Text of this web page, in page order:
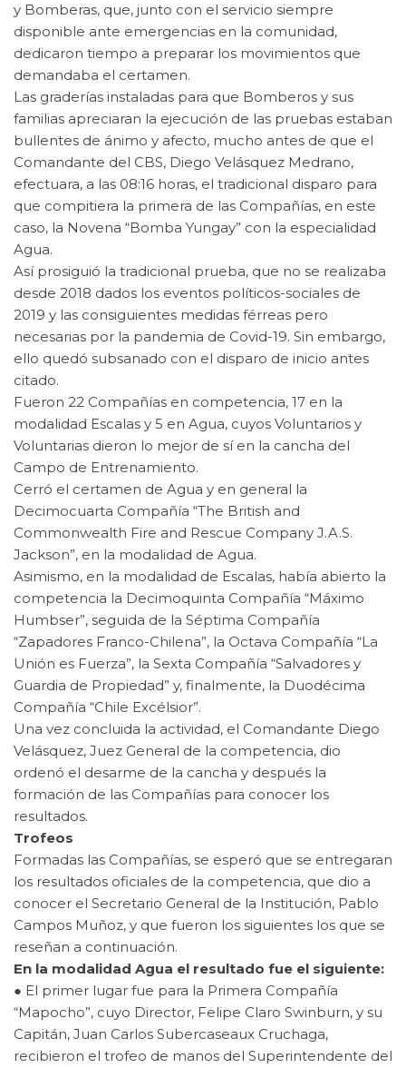
y Bomberas, que, junto con el servicio siempre
disponible ante emergencias en la comunidad,
dedicaron tiempo a preparar los movimientos que
demandaba el certamen.
Las graderías instaladas para que Bomberos y sus
familias apreciaran la ejecución de las pruebas estaban
bullentes de ánimo y afecto, mucho antes de que el
Comandante del CBS, Diego Velásquez Medrano,
efectuara, a las 08:16 horas, el tradicional disparo para
que compitiera la primera de las Compañías, en este
caso, la Novena “Bomba Yungay” con la especialidad
Agua.
Así prosiguió la tradicional prueba, que no se realizaba
desde 2018 dados los eventos políticos-sociales de
2019 y las consiguientes medidas férreas pero
necesarias por la pandemia de Covid-19. Sin embargo,
ello quedó subsanado con el disparo de inicio antes
citado.
Fueron 22 Compañías en competencia, 17 en la
modalidad Escalas y 5 en Agua, cuyos Voluntarios y
Voluntarias dieron lo mejor de sí en la cancha del
Campo de Entrenamiento.
Cerró el certamen de Agua y en general la
Decimocuarta Compañía “The British and
Commonwealth Fire and Rescue Company J.A.S.
Jackson”, en la modalidad de Agua.
Asimismo, en la modalidad de Escalas, había abierto la
competencia la Decimoquinta Compañía “Máximo
Humbser”, seguida de la Séptima Compañía
“Zapadores Franco-Chilena”, la Octava Compañía “La
Unión es Fuerza”, la Sexta Compañía “Salvadores y
Guardia de Propiedad” y, finalmente, la Duodécima
Compañía “Chile Excélsior”.
Una vez concluida la actividad, el Comandante Diego
Velásquez, Juez General de la competencia, dio
ordenó el desarme de la cancha y después la
formación de las Compañías para conocer los
resultados.
Trofeos
Formadas las Compañías, se esperó que se entregaran
los resultados oficiales de la competencia, que dio a
conocer el Secretario General de la Institución, Pablo
Campos Muñoz, y que fueron los siguientes los que se
reseñan a continuación.
En la modalidad Agua el resultado fue el siguiente:
● El primer lugar fue para la Primera Compañía
“Mapocho”, cuyo Director, Felipe Claro Swinburn, y su
Capitán, Juan Carlos Subercaseaux Cruchaga,
recibieron el trofeo de manos del Superintendente del